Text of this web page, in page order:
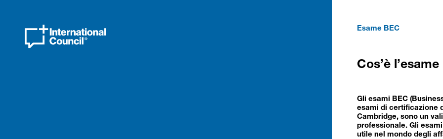
Esame BEC
Cos’è
Gli esami BEC
esami di certificazione
Cambridge, sono un
professionale. Gli
utile nel mondo degli